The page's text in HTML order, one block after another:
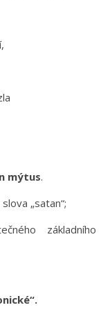
mýtus.
„satan“;
základního